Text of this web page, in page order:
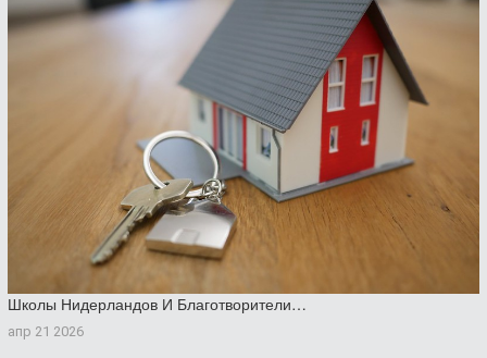
Школы Нидерландов И Благотворители…
апр 21 2026